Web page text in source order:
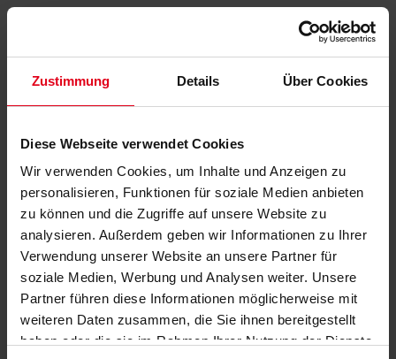
Zustimmung Details Über Cookies
Diese Webseite verwendet Cookies
Wir verwenden Cookies, um Inhalte und Anzeigen zu
personalisieren, Funktionen für soziale Medien anbieten
zu können und die Zugriffe auf unsere Website zu
analysieren. Außerdem geben wir Informationen zu Ihrer
Verwendung unserer Website an unsere Partner für
soziale Medien, Werbung und Analysen weiter. Unsere
Partner führen diese Informationen möglicherweise mit
weiteren Daten zusammen, die Sie ihnen bereitgestellt
haben oder die sie im Rahmen Ihrer Nutzung der Dienste